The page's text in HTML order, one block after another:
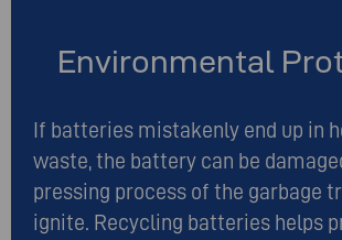
Environmental
If batteries mistakenly end up in
waste, the battery can be
pressing process of the garbage
ignite. Recycling batteries helps